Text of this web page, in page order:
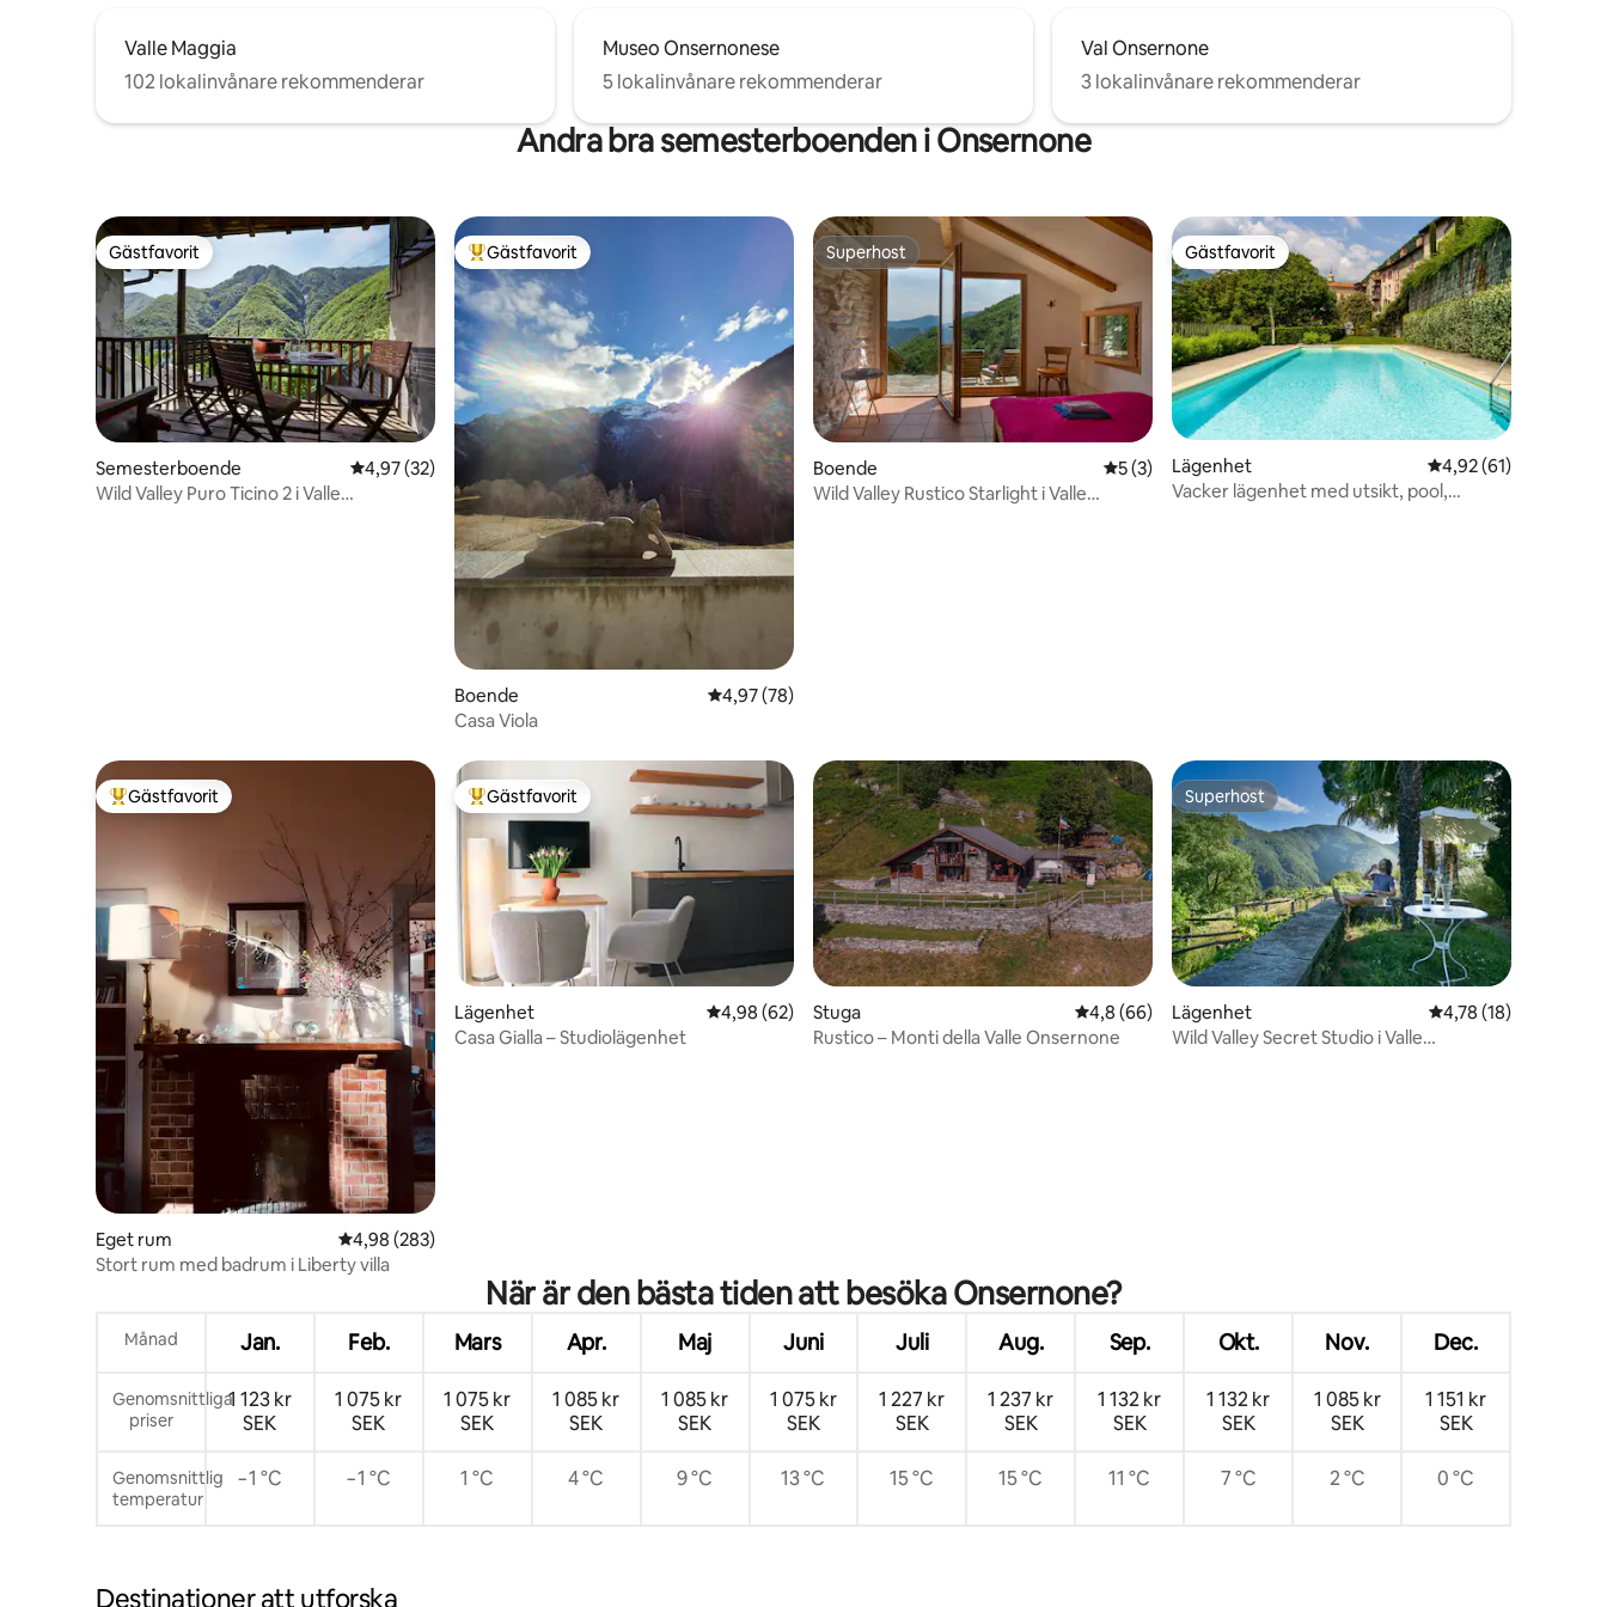
Valle Maggia
102 lokalinvånare rekommenderar
Museo Onsernonese
5 lokalinvånare rekommenderar
Val Onsernone
3 lokalinvånare rekommenderar
Andra bra semesterboenden i Onsernone
Gästfavorit
Gästfavorit
Semesterboende 4,97 av 5 i genomsnittligt betyg, 32 omdömen
4,97 (32)
Wild Valley Puro Ticino 2 i Valle
Populär gästfavorit
Gästfavorit
Boende 4,97 av 5 i genomsnittligt betyg, 78 omdömen
4,97 (78)
Casa Viola
Superhost
Superhost
Boende 5 av 5 i genomsnittligt betyg, 3 omdömen
5 (3)
Wild Valley Rustico Starlight i Valle
Gästfavorit
Gästfavorit
Lägenhet 4,92 av 5 i
4,92 (61)
Vacker lägenhet med utsikt, pool,
Populär gästfavorit
Gästfavorit
Eget rum 4,98 av 5 i genomsnittligt betyg, 283 omdömen
4,98 (283)
Stort rum med badrum i Liberty villa
Populär gästfavorit
Gästfavorit
Lägenhet 4,98 av 5 i genomsnittligt betyg, 62 omdömen
4,98 (62)
Casa Gialla – Studiolägenhet
Stuga 4,8 av 5 i genomsnittligt betyg, 66 omdömen
4,8 (66)
Rustico – Monti della Valle Onsernone
Superhost
Superhost
Lägenhet 4,78 av 5 i
4,78 (18)
Wild Valley Secret Studio i Valle
När är den bästa tiden att besöka Onsernone?
Månad Jan. Feb. Mars Apr. Maj Juni Juli Aug. Sep. Okt. Nov. Dec.
Genomsnittliga
priser
1 123 kr
SEK
1 075 kr
SEK
1 075 kr
SEK
1 085 kr
SEK
1 085 kr
SEK
1 075 kr
SEK
1 227 kr
SEK
1 237 kr
SEK
1 132 kr
SEK
1 132 kr
SEK
1 085 kr
SEK
1 151 kr
SEK
Genomsnittlig
temperatur
−1 °C −1 °C 1 °C 4 °C 9 °C 13 °C 15 °C 15 °C 11 °C 7 °C 2 °C 0 °C
Destinationer att utforska